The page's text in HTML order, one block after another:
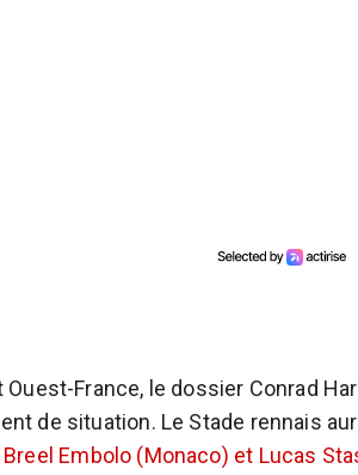
Ouest-France, le dossier Conrad
de situation. Le Stade rennais
Breel Embolo (Monaco) et Lucas